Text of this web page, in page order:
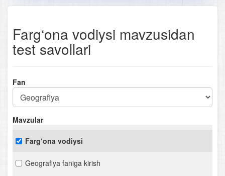
Farg‘ona vodiysi mavzusidan
test savollari
Fan
Mavzular
Farg‘ona vodiysi
Geografiya faniga kirish